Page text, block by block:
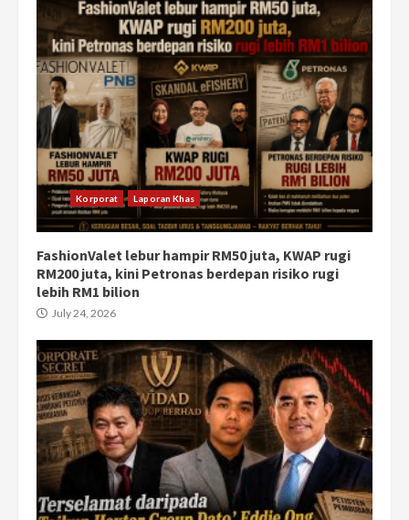
Korporat Laporan Khas
FashionValet lebur hampir RM50 juta, KWAP rugi
RM200 juta, kini Petronas berdepan risiko rugi
lebih RM1 bilion
July 24, 2026